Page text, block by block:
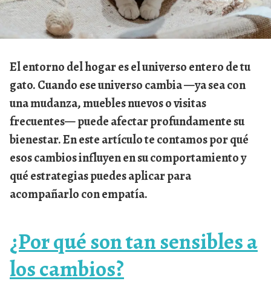
El entorno del hogar es el universo entero de tu
gato. Cuando ese universo cambia —ya sea con
una mudanza, muebles nuevos o visitas
frecuentes— puede afectar profundamente su
bienestar. En este artículo te contamos por qué
esos cambios influyen en su comportamiento y
qué estrategias puedes aplicar para
acompañarlo con empatía.
¿Por qué son tan sensibles a
los cambios?